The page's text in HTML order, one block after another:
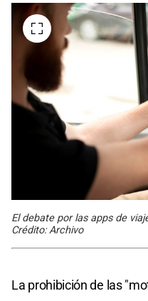
El debate por las apps de
Crédito: Archivo
La prohibición de las